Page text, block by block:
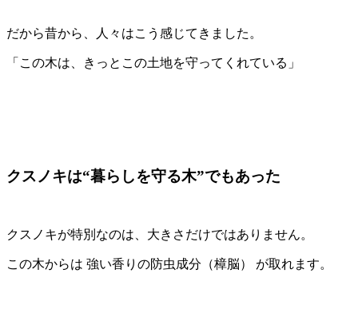
だから昔から、人々はこう感じてきました。
「この木は、きっとこの土地を守ってくれている」
クスノキは“暮らしを守る木”でもあった
クスノキが特別なのは、大きさだけではありません。
この木からは 強い香りの防虫成分（樟脳） が取れます。